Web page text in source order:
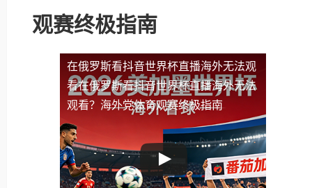
观赛终极指南
在俄罗斯看抖音世界杯直播海外无法观
看在俄罗斯看抖音世界杯直播海外无法
观看？海外党体育观赛终极指南